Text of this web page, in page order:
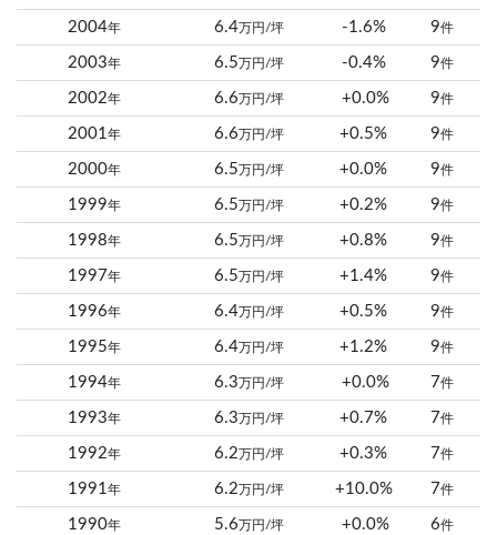
2004年 6.4万円/坪 -1.6% 9件
2003年 6.5 万円/坪 -0.4% 9件
2002年 6.6 万円/坪 +0.0% 9件
2001年 6.6 万円/坪 +0.5% 9件
2000年 6.5 万円/坪 +0.0% 9件
1999年 6.5 万円/坪 +0.2% 9件
1998年 6.5 万円/坪 +0.8% 9件
1997年 6.5 万円/坪 +1.4% 9件
1996年 6.4万円/坪 +0.5% 9件
1995年 6.4万円/坪 +1.2% 9件
1994年 6.3 万円/坪 +0.0% 7件
1993年 6.3 万円/坪 +0.7% 7件
1992年 6.2 万円/坪 +0.3% 7件
1991年 6.2 万円/坪 +10.0% 7件
1990年 5.6 万円/坪 +0.0% 6件